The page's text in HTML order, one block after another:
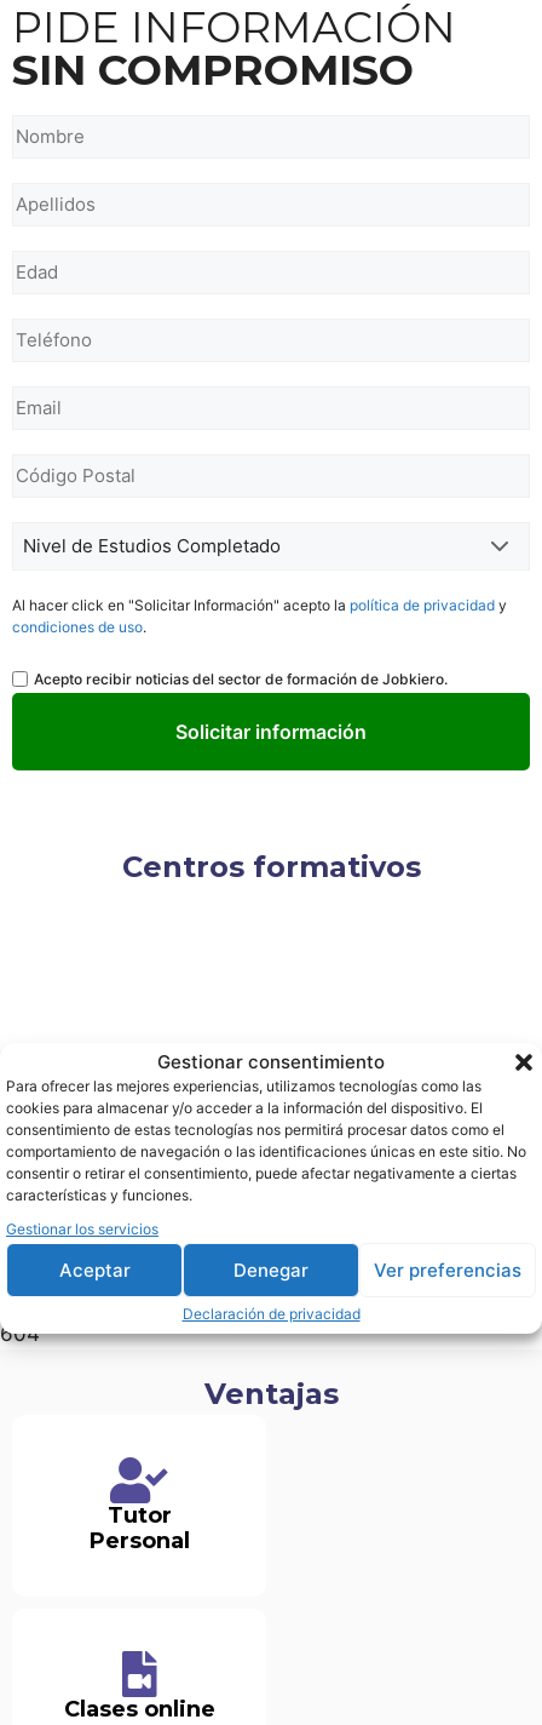
Gestionar consentimiento
Para ofrecer las mejores experiencias, utilizamos tecnologías como las
cookies para almacenar y/o acceder a la información del dispositivo. El
consentimiento de estas tecnologías nos permitirá procesar datos como el
comportamiento de navegación o las identificaciones únicas en este sitio. No
consentir o retirar el consentimiento, puede afectar negativamente a ciertas
características y funciones.
Gestionar los servicios
Aceptar Denegar Ver preferencias
Declaración de privacidad
PIDE INFORMACIÓN
SIN COMPROMISO
Nombre
Apellidos
Número
Teléfono
Email
Código
Nivel
Estudios
*
Al hacer click en "Solicitar Información" acepto la política de privacidad y
condiciones de uso.
LegalAcepto recibir noticias del sector de formación de Jobkiero.
Centros formativos
604
Ventajas
Tutor
Personal
Clases online